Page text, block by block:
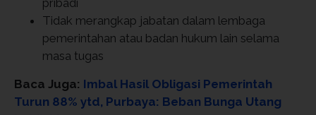
pribadi
Tidak merangkap jabatan dalam lembaga
pemerintahan atau badan hukum lain selama
masa tugas
Baca Juga: Imbal Hasil Obligasi Pemerintah
Turun 88% ytd, Purbaya: Beban Bunga Utang